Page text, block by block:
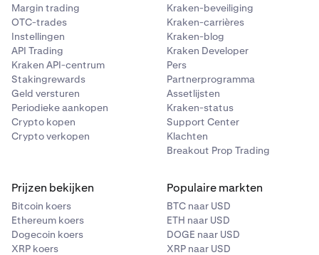
Margin trading
OTC-trades
Instellingen
API Trading
Kraken API-centrum
Stakingrewards
Geld versturen
Periodieke aankopen
Crypto kopen
Crypto verkopen
Kraken-beveiliging
Kraken-carrières
Kraken-blog
Kraken Developer
Pers
Partnerprogramma
Assetlijsten
Kraken-status
Support Center
Klachten
Breakout Prop Trading
Prijzen bekijken
Bitcoin koers
Ethereum koers
Dogecoin koers
XRP koers
Populaire markten
BTC naar USD
ETH naar USD
DOGE naar USD
XRP naar USD